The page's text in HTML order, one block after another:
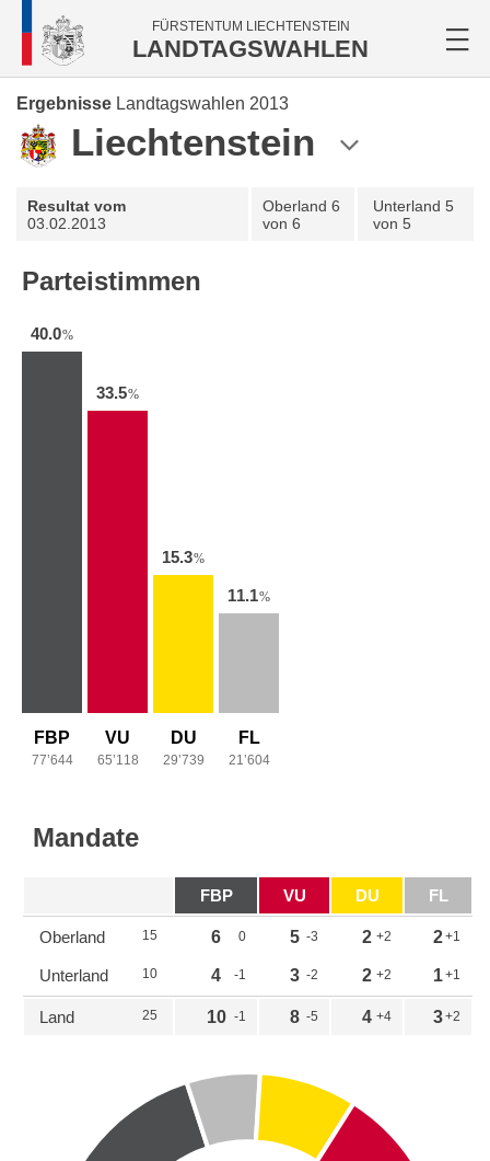
FÜRSTENTUM LIECHTENSTEIN
LANDTAGSWAHLEN
Ergebnisse Landtagswahlen 2013
Liechtenstein
Resultat vom
03.02.2013
Oberland 6
von 6
Unterland 5
von 5
Parteistimmen
40.0%
FBP
77’644
33.5%
VU
65’118
15.3%
DU
29’739
11.1%
FL
21’604
Mandate
FBP VU DU FL
Oberland 15 6 0 5 -3 2 +2 2+1
Unterland 10 4 -1 3 -2 2 +2 1+1
Land 25 10 -1 8 -5 4 +4 3+2